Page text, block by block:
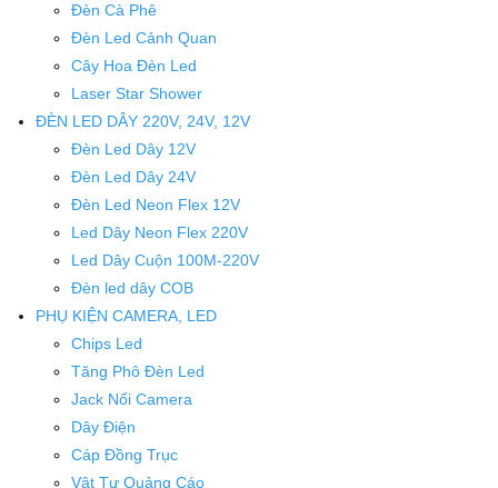
Đèn Cà Phê
Đèn Led Cảnh Quan
Cây Hoa Đèn Led
Laser Star Shower
ĐÈN LED DÂY 220V, 24V, 12V
Đèn Led Dây 12V
Đèn Led Dây 24V
Đèn Led Neon Flex 12V
Led Dây Neon Flex 220V
Led Dây Cuộn 100M-220V
Đèn led dây COB
PHỤ KIỆN CAMERA, LED
Chips Led
Tăng Phô Đèn Led
Jack Nối Camera
Dây Điện
Cáp Đồng Trục
Vật Tư Quảng Cáo